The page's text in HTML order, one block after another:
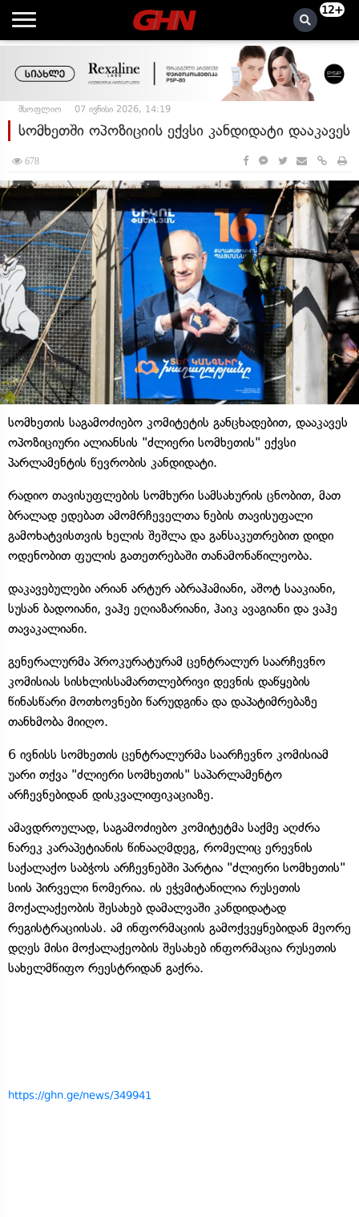
12+
მსოფლიო 07 ივნისი 2026, 14:19
სომხეთში ოპოზიციის ექვსი კანდიდატი დააკავეს
678
სომხეთის საგამოძიებო კომიტეტის განცხადებით, დააკავეს
ოპოზიციური ალიანსის "ძლიერი სომხეთის" ექვსი
პარლამენტის წევრობის კანდიდატი.
რადიო თავისუფლების სომხური სამსახურის ცნობით, მათ
ბრალად ედებათ ამომრჩეველთა ნების თავისუფალი
გამოხატვისთვის ხელის შეშლა და განსაკუთრებით დიდი
ოდენობით ფულის გათეთრებაში თანამონაწილეობა.
დაკავებულები არიან არტურ აბრაჰამიანი, აშოტ სააკიანი,
სუსან ბადოიანი, ვაჰე ეღიაზარიანი, ჰაიკ ავაგიანი და ვაჰე
თავაკალიანი.
გენერალურმა პროკურატურამ ცენტრალურ საარჩევნო
კომისიას სისხლისსამართლებრივი დევნის დაწყების
წინასწარი მოთხოვნები წარუდგინა და დაპატიმრებაზე
თანხმობა მიიღო.
6 ივნისს სომხეთის ცენტრალურმა საარჩევნო კომისიამ
უარი თქვა "ძლიერი სომხეთის" საპარლამენტო
არჩევნებიდან დისკვალიფიკაციაზე.
ამავდროულად, საგამოძიებო კომიტეტმა საქმე აღძრა
ნარეკ კარაპეტიანის წინააღმდეგ, რომელიც ერევნის
საქალაქო საბჭოს არჩევნებში პარტია "ძლიერი სომხეთის"
სიის პირველი ნომერია. ის ეჭვმიტანილია რუსეთის
მოქალაქეობის შესახებ დამალვაში კანდიდატად
რეგისტრაციისას. ამ ინფორმაციის გამოქვეყნებიდან მეორე
დღეს მისი მოქალაქეობის შესახებ ინფორმაცია რუსეთის
სახელმწიფო რეესტრიდან გაქრა.
https://ghn.ge/news/349941